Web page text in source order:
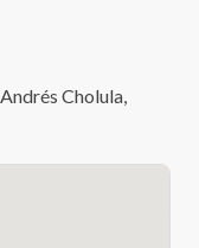
Cholula,